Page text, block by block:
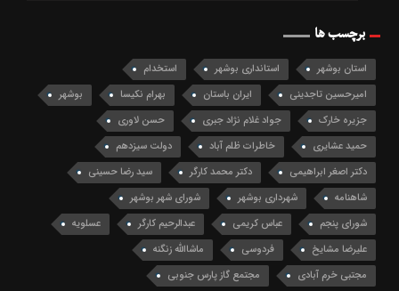
برچسب ها
استان بوشهر استانداری بوشهر
استخدام
امیرحسین تاجدینی
ایران باستان بهرام نکیسا
بوشهر
جزیره خارک
جواد غلام نژاد جبری
حسن لاوری
حمید عشایری
خاطرات ظلم آباد
دولت سیزدهم
دکتر اصغر ابراهیمی
دکتر محمد کارگر
سید رضا حسینی
شاهنامه
شهرداری بوشهر
شورای شهر بوشهر
شورای پنجم
عباس کریمی عبدالرحیم کارگر
عسلویه
علیرضا مشایخ
فردوسی
ماشاالله زنگنه
مجتبی خرم آبادی
مجتمع گاز پارس جنوبی